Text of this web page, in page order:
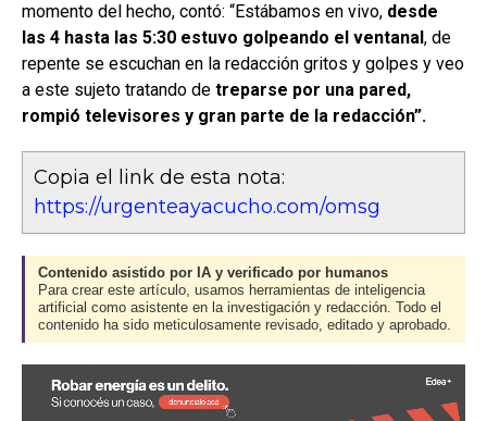
momento del hecho, contó: “Estábamos en vivo, desde
las 4 hasta las 5:30 estuvo golpeando el ventanal, de
repente se escuchan en la redacción gritos y golpes y veo
a este sujeto tratando de treparse por una pared,
rompió televisores y gran parte de la redacción”.
Copia el link de esta nota:
https://urgenteayacucho.com/omsg
Contenido asistido por IA y verificado por humanos
Para crear este artículo, usamos herramientas de inteligencia
artificial como asistente en la investigación y redacción. Todo el
contenido ha sido meticulosamente revisado, editado y aprobado.